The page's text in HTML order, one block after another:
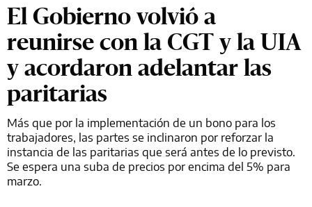
El Gobierno volvió a
reunirse con la CGT y la UIA
y acordaron adelantar las
paritarias
Más que por la implementación de un bono para los
trabajadores, las partes se inclinaron por reforzar la
instancia de las paritarias que será antes de lo previsto.
Se espera una suba de precios por encima del 5% para
marzo.